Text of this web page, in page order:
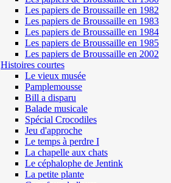
Les papiers de Broussaille en 1982
Les papiers de Broussaille en 1983
Les papiers de Broussaille en 1984
Les papiers de Broussaille en 1985
Les papiers de Broussaille en 2002
Histoires courtes
Le vieux musée
Pamplemousse
Bill a disparu
Balade musicale
Spécial Crocodiles
Jeu d'approche
Le temps à perdre I
La chapelle aux chats
Le céphalophe de Jentink
La petite plante